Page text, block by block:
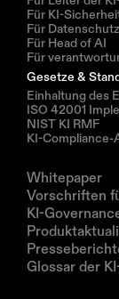
Für KI-
Für
Für Head of AI
Für
Gesetze &
Einhaltung des
ISO 42001
NIST KI RMF
KI-Compliance-
Whitepaper
Vorschriften
KI-
Glossar der